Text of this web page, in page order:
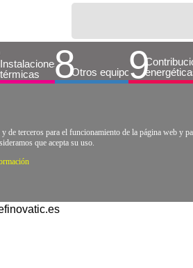
terceros para el funcionamiento de la página web y
que acepta su uso.